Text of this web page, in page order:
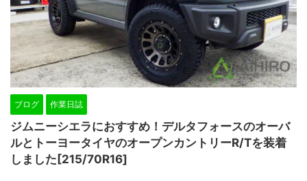
ブログ 作業日誌
ジムニーシエラにおすすめ！デルタフォースのオーバ
ルとトーヨータイヤのオープンカントリーR/Tを装着
しました[215/70R16]